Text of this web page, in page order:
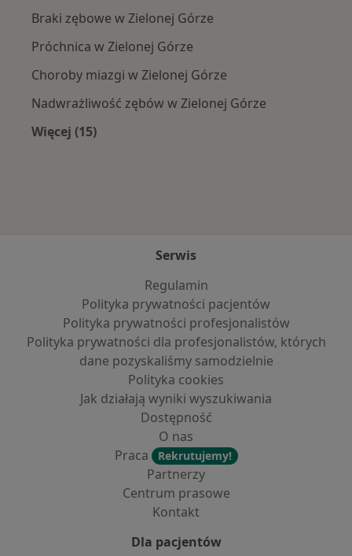
Braki zębowe w Zielonej Górze
Próchnica w Zielonej Górze
Choroby miazgi w Zielonej Górze
Nadwrażliwość zębów w Zielonej Górze
Więcej (15)
Serwis
Regulamin
Polityka prywatności pacjentów
Polityka prywatności profesjonalistów
Polityka prywatności dla profesjonalistów, których
dane pozyskaliśmy samodzielnie
Polityka cookies
Jak działają wyniki wyszukiwania
Dostępność
O nas
Praca
Rekrutujemy!
Partnerzy
Centrum prasowe
Kontakt
Dla pacjentów